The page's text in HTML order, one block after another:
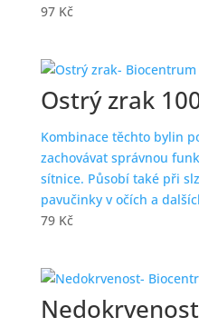
97 Kč
Ostrý zrak
Kombinace těchto bylin
zachovávat správnou
sítnice. Působí také při
pavučinky v očích a
79 Kč